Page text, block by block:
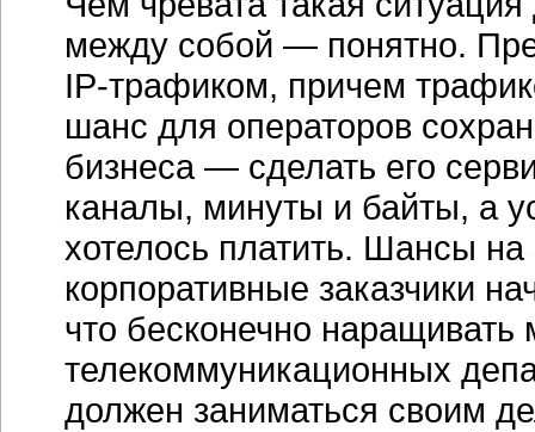
между собой — понятно.
IP-трафиком, причем
шанс для операторов
бизнеса — сделать его
каналы, минуты и байты, а
хотелось платить. Шансы
корпоративные заказчики
что бесконечно
телекоммуникационных
должен заниматься своим